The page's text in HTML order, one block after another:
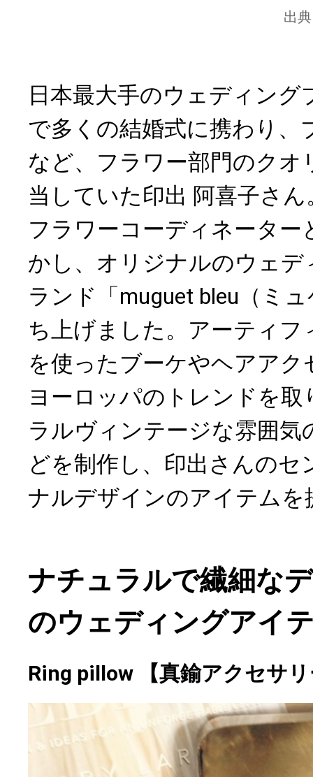
出
日本最大手のウェディング
で多くの結婚式に携わり、
など、フラワー部門のクオ
当していた印出 阿喜子さ
フラワーコーディネーター
かし、オリジナルのウェ
ランド「muguet bleu（ミ
ち上げました。アーティフ
を使ったブーケやヘアアク
ヨーロッパのトレンドを
ラルヴィンテージな雰囲気
どを制作し、印出さんのセ
ナルデザインのアイテムを
ナチュラルで繊細な
のウェディングアイ
Ring pillow 【真鍮アクセサ